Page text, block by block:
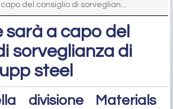
capo del consiglio di sorveglian...
sarà a capo del
sorveglianza di
steel
divisione Materials